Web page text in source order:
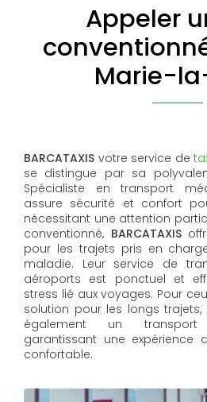
Appeler
Marie-
BARCATAXIS votre service de
se distingue par sa
Spécialiste en transport
assure sécurité et confort
nécessitant une attention
conventionné, BARCATAXIS
pour les trajets pris en
maladie. Leur service de
aéroports est ponctuel et
stress lié aux voyages. Pour
solution pour les longs trajets,
également un
garantissant une expérience
confortable.